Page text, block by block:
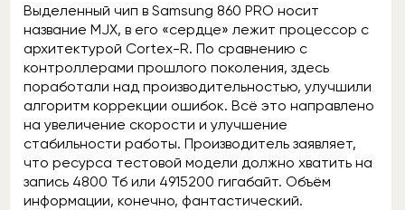
Выделенный чип в Samsung 860 PRO носит
название MJX, в его «сердце» лежит процессор с
архитектурой Cortex-R. По сравнению с
контроллерами прошлого поколения, здесь
поработали над производительностью, улучшили
алгоритм коррекции ошибок. Всё это направлено
на увеличение скорости и улучшение
стабильности работы. Производитель заявляет,
что ресурса тестовой модели должно хватить на
запись 4800 Тб или 4915200 гигабайт. Объём
информации, конечно, фантастический.